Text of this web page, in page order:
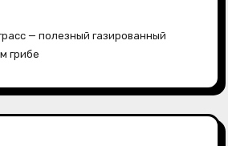
— полезный газированный
грибе